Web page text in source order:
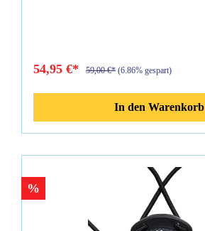
54,95 €* 59,00 €* (6.86% gespart)
In den Warenkorb
%